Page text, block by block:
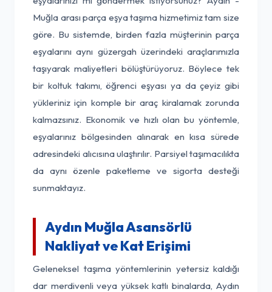
Muğla arası parça eşya taşıma hizmetimiz tam size
göre. Bu sistemde, birden fazla müşterinin parça
eşyalarını aynı güzergah üzerindeki araçlarımızla
taşıyarak maliyetleri bölüştürüyoruz. Böylece tek
bir koltuk takımı, öğrenci eşyası ya da çeyiz gibi
yükleriniz için komple bir araç kiralamak zorunda
kalmazsınız. Ekonomik ve hızlı olan bu yöntemle,
eşyalarınız bölgesinden alınarak en kısa sürede
adresindeki alıcısına ulaştırılır. Parsiyel taşımacılıkta
da aynı özenle paketleme ve sigorta desteği
sunmaktayız.
Aydın Muğla Asansörlü
Nakliyat ve Kat Erişimi
Geleneksel taşıma yöntemlerinin yetersiz kaldığı
dar merdivenli veya yüksek katlı binalarda, Aydın